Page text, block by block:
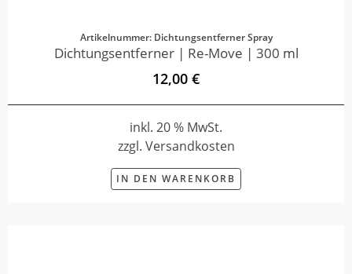
Artikelnummer: Dichtungsentferner Spray
Dichtungsentferner | Re-Move | 300 ml
12,00 €
inkl. 20 % MwSt.
zzgl. Versandkosten
IN DEN WARENKORB